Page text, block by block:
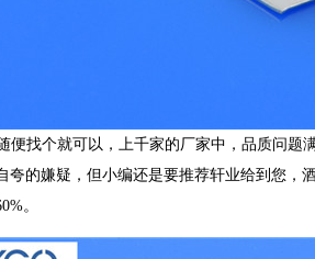
便找个就可以，上千家的厂家中，品质问题
夸的嫌疑，但小编还是要推荐轩业给到您，
。